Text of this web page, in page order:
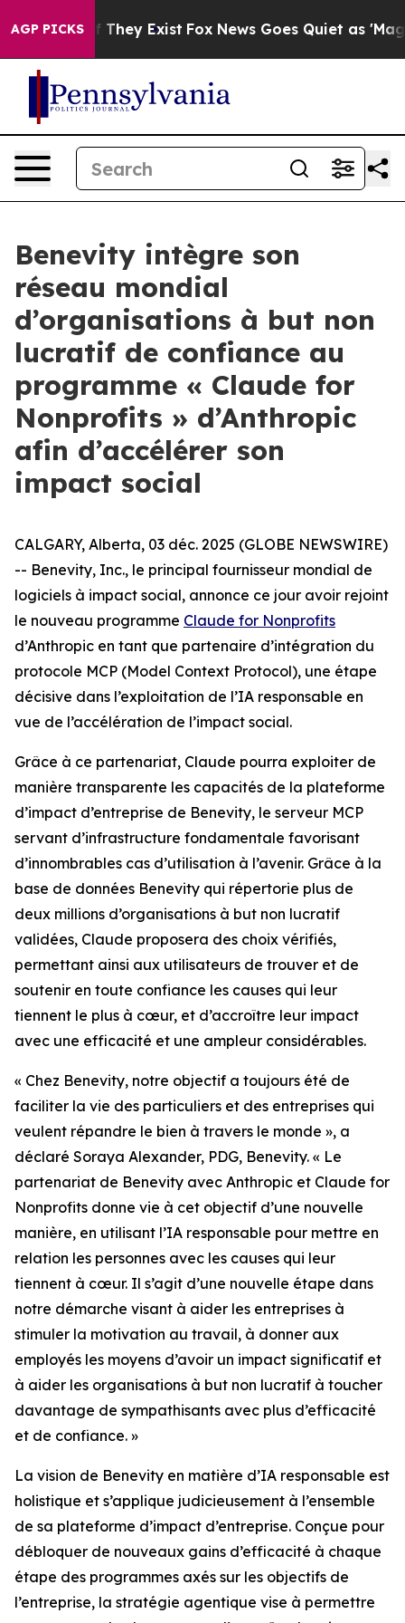
AGP PICKS
Proof They Exist Fox News Goes Quiet as 'Maga
Benevity intègre son
réseau mondial
d’organisations à but non
lucratif de confiance au
programme « Claude for
Nonprofits » d’Anthropic
afin d’accélérer son
impact social
CALGARY, Alberta, 03 déc. 2025 (GLOBE NEWSWIRE)
-- Benevity, Inc., le principal fournisseur mondial de
logiciels à impact social, annonce ce jour avoir rejoint
le nouveau programme Claude for Nonprofits
d’Anthropic en tant que partenaire d’intégration du
protocole MCP (Model Context Protocol), une étape
décisive dans l’exploitation de l’IA responsable en
vue de l’accélération de l’impact social.
Grâce à ce partenariat, Claude pourra exploiter de
manière transparente les capacités de la plateforme
d’impact d’entreprise de Benevity, le serveur MCP
servant d’infrastructure fondamentale favorisant
d’innombrables cas d’utilisation à l’avenir. Grâce à la
base de données Benevity qui répertorie plus de
deux millions d’organisations à but non lucratif
validées, Claude proposera des choix vérifiés,
permettant ainsi aux utilisateurs de trouver et de
soutenir en toute confiance les causes qui leur
tiennent le plus à cœur, et d’accroître leur impact
avec une efficacité et une ampleur considérables.
« Chez Benevity, notre objectif a toujours été de
faciliter la vie des particuliers et des entreprises qui
veulent répandre le bien à travers le monde », a
déclaré Soraya Alexander, PDG, Benevity. « Le
partenariat de Benevity avec Anthropic et Claude for
Nonprofits donne vie à cet objectif d’une nouvelle
manière, en utilisant l’IA responsable pour mettre en
relation les personnes avec les causes qui leur
tiennent à cœur. Il s’agit d’une nouvelle étape dans
notre démarche visant à aider les entreprises à
stimuler la motivation au travail, à donner aux
employés les moyens d’avoir un impact significatif et
à aider les organisations à but non lucratif à toucher
davantage de sympathisants avec plus d’efficacité
et de confiance. »
La vision de Benevity en matière d’IA responsable est
holistique et s’applique judicieusement à l’ensemble
de sa plateforme d’impact d’entreprise. Conçue pour
débloquer de nouveaux gains d’efficacité à chaque
étape des programmes axés sur les objectifs de
l’entreprise, la stratégie agentique vise à permettre